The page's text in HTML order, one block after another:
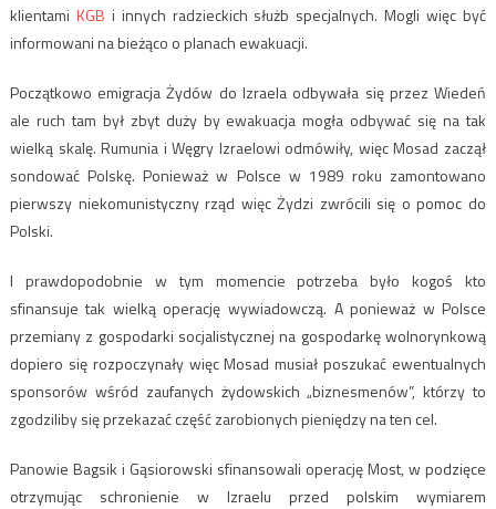
klientami KGB i innych radzieckich służb specjalnych. Mogli więc być
informowani na bieżąco o planach ewakuacji.
Początkowo emigracja Żydów do Izraela odbywała się przez Wiedeń
ale ruch tam był zbyt duży by ewakuacja mogła odbywać się na tak
wielką skalę. Rumunia i Węgry Izraelowi odmówiły, więc Mosad zaczął
sondować Polskę. Ponieważ w Polsce w 1989 roku zamontowano
pierwszy niekomunistyczny rząd więc Żydzi zwrócili się o pomoc do
Polski.
I prawdopodobnie w tym momencie potrzeba było kogoś kto
sfinansuje tak wielką operację wywiadowczą. A ponieważ w Polsce
przemiany z gospodarki socjalistycznej na gospodarkę wolnorynkową
dopiero się rozpoczynały więc Mosad musiał poszukać ewentualnych
sponsorów wśród zaufanych żydowskich „biznesmenów”, którzy to
zgodziliby się przekazać część zarobionych pieniędzy na ten cel.
Panowie Bagsik i Gąsiorowski sfinansowali operację Most, w podzięce
otrzymując schronienie w Izraelu przed polskim wymiarem